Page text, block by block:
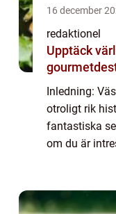
16 december
redaktionel
Upptäck
Inledning:
otroligt rik
fantastiska
om du är